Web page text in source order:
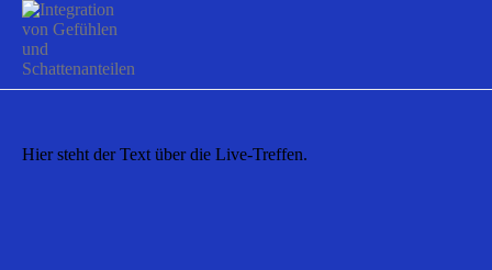
Hier steht der Text über die Live-Treffen.